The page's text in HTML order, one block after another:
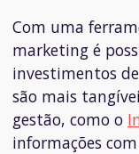
Com uma
marketing é
investimentos
são mais
gestão, como o
informações